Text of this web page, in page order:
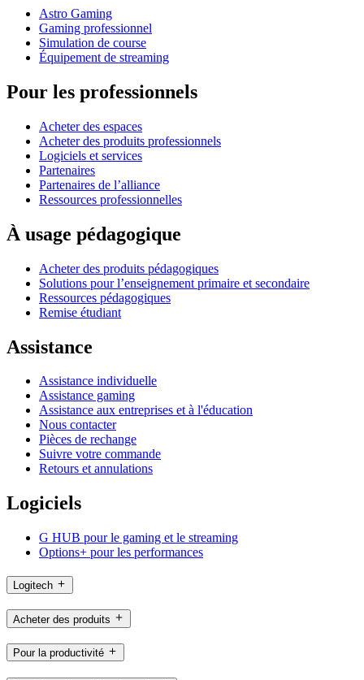
Astro Gaming
Gaming professionnel
Simulation de course
Équipement de streaming
Pour les professionnels
Acheter des espaces
Acheter des produits professionnels
Logiciels et services
Partenaires
Partenaires de l’alliance
Ressources professionnelles
À usage pédagogique
Acheter des produits pédagogiques
Solutions pour l’enseignement primaire et secondaire
Ressources pédagogiques
Remise étudiant
Assistance
Assistance individuelle
Assistance gaming
Assistance aux entreprises et à l'éducation
Nous contacter
Pièces de rechange
Suivre votre commande
Retours et annulations
Logiciels
G HUB pour le gaming et le streaming
Options+ pour les performances
Logitech
Acheter des produits
Pour la productivité